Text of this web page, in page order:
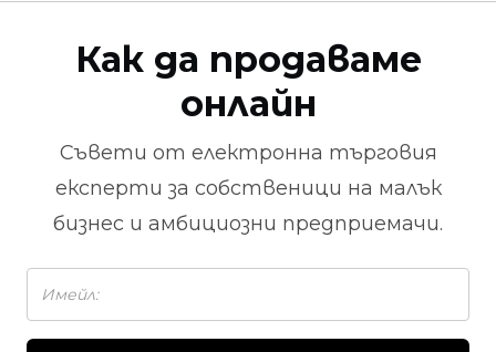
Как да продаваме
онлайн
Съвети от електронна търговия
експерти за собственици на малък
бизнес и амбициозни предприемачи.